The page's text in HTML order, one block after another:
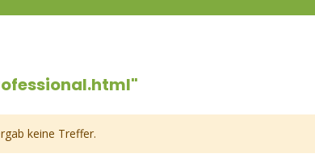
keine Treffer.